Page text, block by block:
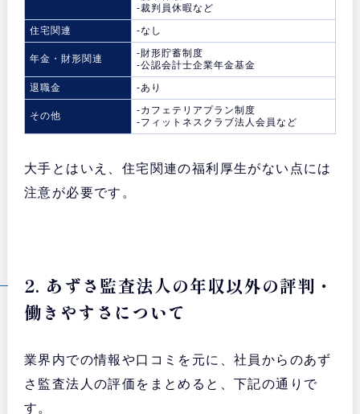
-裁判員休暇など
住宅関連
-なし
年金・財形関連
-財形貯蓄制度
-公認会計士企業年金基金
退職金
-あり
その他
-カフェテリアプラン制度
-フィットネスクラブ法人会員など
大手とはいえ、住宅関連の福利厚生がない点には
注意が必要です。
2. あずさ監査法人の年収以外の評判・
働きやすさについて
業界内での情報や口コミを元に、社員からのあず
さ監査法人の評価をまとめると、下記の通りで
す。